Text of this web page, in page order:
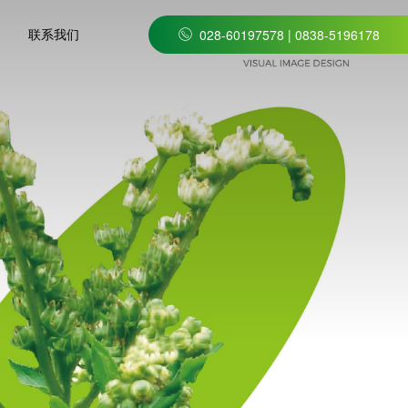
联系我们 028-60197578 | 0838-5196178